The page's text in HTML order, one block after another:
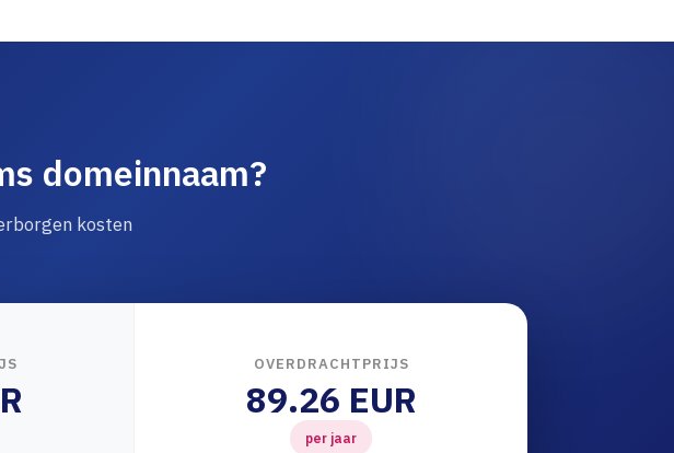
domeinnaam?
kosten
OVERDRACHTPRIJS
89.26 EUR
per jaar